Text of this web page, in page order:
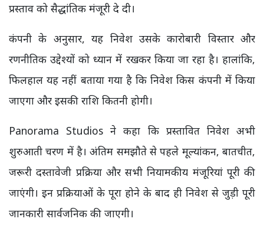
प्रस्ताव को सैद्धांतिक मंजूरी दे दी।
कंपनी के अनुसार, यह निवेश उसके कारोबारी विस्तार और
रणनीतिक उद्देश्यों को ध्यान में रखकर किया जा रहा है। हालांकि,
फिलहाल यह नहीं बताया गया है कि निवेश किस कंपनी में किया
जाएगा और इसकी राशि कितनी होगी।
Panorama Studios ने कहा कि प्रस्तावित निवेश अभी
शुरुआती चरण में है। अंतिम समझौते से पहले मूल्यांकन, बातचीत,
जरूरी दस्तावेजी प्रक्रिया और सभी नियामकीय मंजूरियां पूरी की
जाएंगी। इन प्रक्रियाओं के पूरा होने के बाद ही निवेश से जुड़ी पूरी
जानकारी सार्वजनिक की जाएगी।